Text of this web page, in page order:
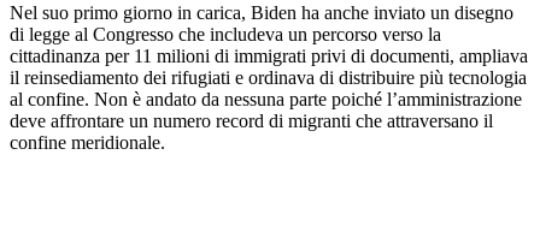
Nel suo primo giorno in carica, Biden ha anche inviato un disegno
di legge al Congresso che includeva un percorso verso la
cittadinanza per 11 milioni di immigrati privi di documenti, ampliava
il reinsediamento dei rifugiati e ordinava di distribuire più tecnologia
al confine. Non è andato da nessuna parte poiché l’amministrazione
deve affrontare un numero record di migranti che attraversano il
confine meridionale.